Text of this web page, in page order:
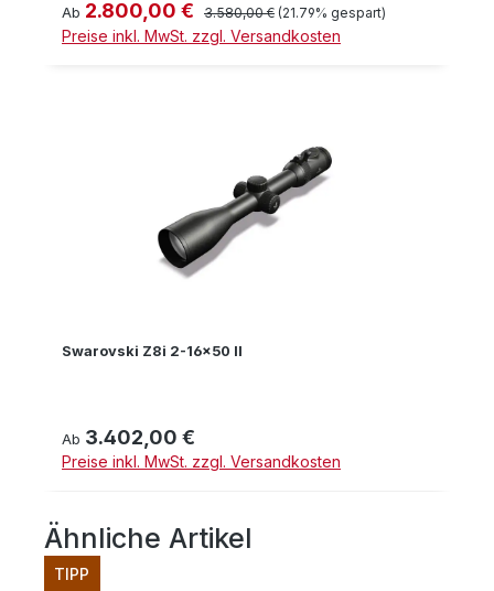
Verkaufspreis:
Ab 2.800,00 € Regulärer Preis:
3.580,00 € (21.79% gespart)
Preise inkl. MwSt. zzgl. Versandkosten
Swarovski Z8i 2-16x50 II
Regulärer Preis:
Ab 3.402,00 €
Preise inkl. MwSt. zzgl. Versandkosten
Produktgalerie überspringen
Ähnliche Artikel
TIPP